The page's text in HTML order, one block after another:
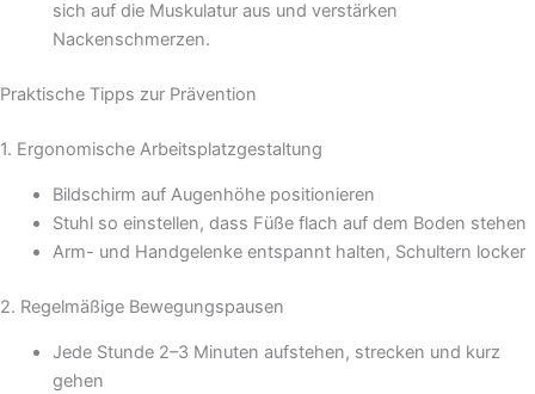
sich auf die Muskulatur aus und verstärken
Nackenschmerzen.
Praktische Tipps zur Prävention
1. Ergonomische Arbeitsplatzgestaltung
Bildschirm auf Augenhöhe positionieren
Stuhl so einstellen, dass Füße flach auf dem Boden stehen
Arm- und Handgelenke entspannt halten, Schultern locker
2. Regelmäßige Bewegungspausen
Jede Stunde 2–3 Minuten aufstehen, strecken und kurz
gehen